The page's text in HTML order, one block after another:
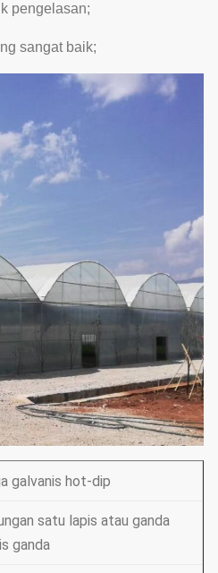
pengelasan;
sangat baik;
galvanis hot-dip
satu lapis atau ganda
ganda